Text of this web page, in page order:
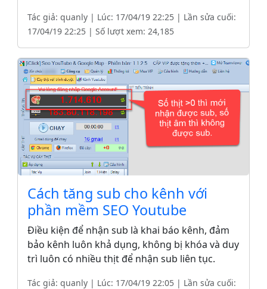
Tác giả: quanly | Lúc: 17/04/19 22:25 | Lần sửa cuối:
17/04/19 22:25 | Số lượt xem: 24,185
Cách tăng sub cho kênh với
phần mềm SEO Youtube
Điều kiện để nhận sub là khai báo kênh, đảm
bảo kênh luôn khả dụng, không bị khóa và duy
trì luôn có nhiều thịt để nhận sub liên tục.
Tác giả: quanly | Lúc: 17/04/19 22:05 | Lần sửa cuối: